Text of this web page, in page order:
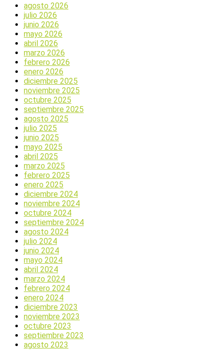
agosto 2026
julio 2026
junio 2026
mayo 2026
abril 2026
marzo 2026
febrero 2026
enero 2026
diciembre 2025
noviembre 2025
octubre 2025
septiembre 2025
agosto 2025
julio 2025
junio 2025
mayo 2025
abril 2025
marzo 2025
febrero 2025
enero 2025
diciembre 2024
noviembre 2024
octubre 2024
septiembre 2024
agosto 2024
julio 2024
junio 2024
mayo 2024
abril 2024
marzo 2024
febrero 2024
enero 2024
diciembre 2023
noviembre 2023
octubre 2023
septiembre 2023
agosto 2023